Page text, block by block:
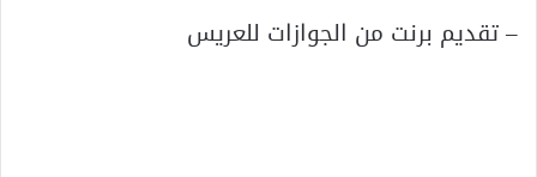
– تقديم برنت من الجوازات للعريس